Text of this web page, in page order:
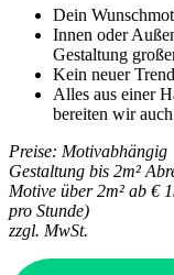
Dein
Innen oder
Gestaltung
Kein neuer
Alles aus einer
bereiten wir
Preise: Motivabhängig
Gestaltung bis 2m²
Motive über 2m² ab €
pro Stunde)
zzgl. MwSt.